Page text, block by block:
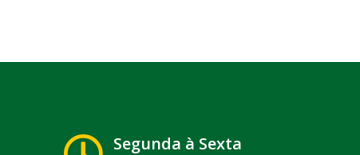
Segunda à Sexta